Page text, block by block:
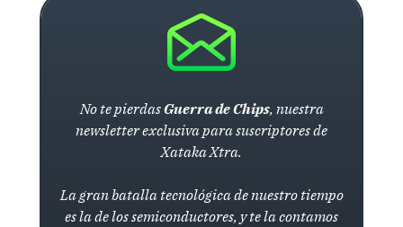
No te pierdasGuerra de Chips, nuestra
newsletter exclusiva para suscriptores de
Xataka Xtra.
La gran batalla tecnológica de nuestro tiempo
es la de los semiconductores, y te la contamos